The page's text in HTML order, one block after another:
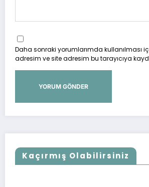
Daha sonraki yorumlarımda kullanılması
adresim ve site adresim bu tarayıcıya
Kaçırmış Olabilirsiniz